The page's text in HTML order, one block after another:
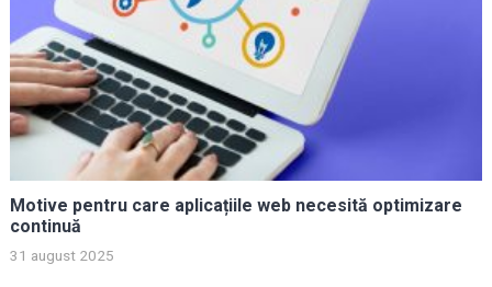
Motive pentru care aplicațiile web necesită optimizare
continuă
31 august 2025